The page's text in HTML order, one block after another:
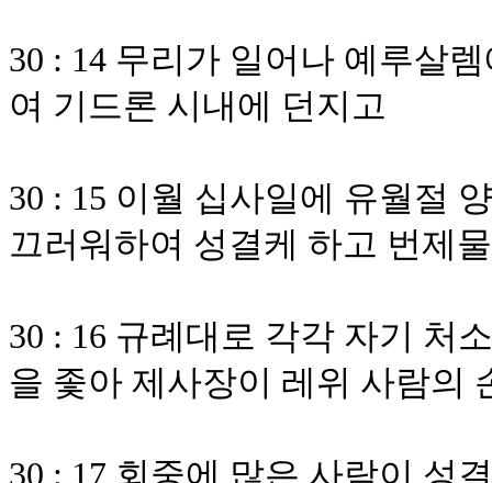
30 : 14 무리가 일어나 예루살
여 기드론 시내에 던지고
30 : 15 이월 십사일에 유월절
끄러워하여 성결케 하고 번제
30 : 16 규례대로 각각 자기 처
을 좇아 제사장이 레위 사람의
30 : 17 회중에 많은 사람이 성